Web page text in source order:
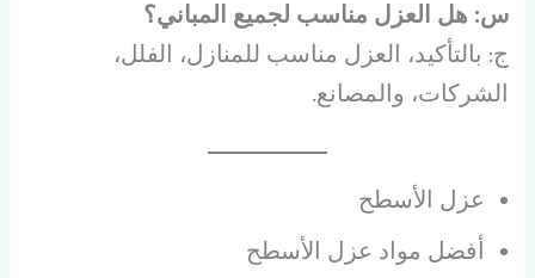
س: هل العزل مناسب لجميع المباني؟
ج: بالتأكيد، العزل مناسب للمنازل، الفلل،
الشركات، والمصانع.
عزل الأسطح
أفضل مواد عزل الأسطح